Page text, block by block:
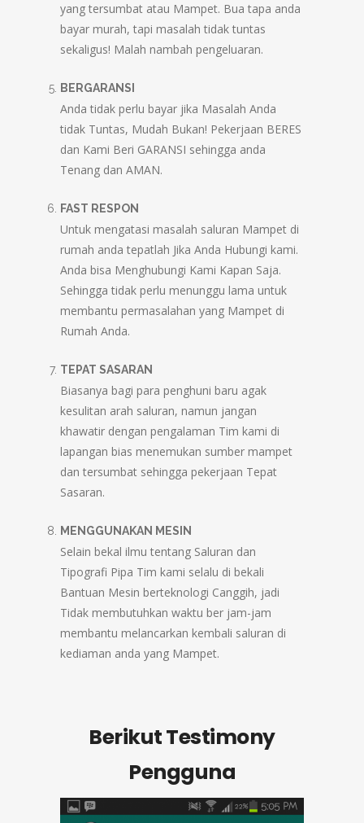
yang tersumbat atau Mampet. Bua tapa anda
bayar murah, tapi masalah tidak tuntas
sekaligus! Malah nambah pengeluaran.
BERGARANSI
Anda tidak perlu bayar jika Masalah Anda
tidak Tuntas, Mudah Bukan! Pekerjaan BERES
dan Kami Beri GARANSI sehingga anda
Tenang dan AMAN.
FAST RESPON
Untuk mengatasi masalah saluran Mampet di
rumah anda tepatlah Jika Anda Hubungi kami.
Anda bisa Menghubungi Kami Kapan Saja.
Sehingga tidak perlu menunggu lama untuk
membantu permasalahan yang Mampet di
Rumah Anda.
TEPAT SASARAN
Biasanya bagi para penghuni baru agak
kesulitan arah saluran, namun jangan
khawatir dengan pengalaman Tim kami di
lapangan bias menemukan sumber mampet
dan tersumbat sehingga pekerjaan Tepat
Sasaran.
MENGGUNAKAN MESIN
Selain bekal ilmu tentang Saluran dan
Tipografi Pipa Tim kami selalu di bekali
Bantuan Mesin berteknologi Canggih, jadi
Tidak membutuhkan waktu ber jam-jam
membantu melancarkan kembali saluran di
kediaman anda yang Mampet.
Berikut Testimony
Pengguna